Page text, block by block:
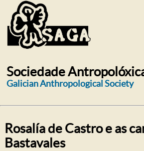
Sociedade
Galician Anthropological Society
Rosalía de Castro e as
Bastavales